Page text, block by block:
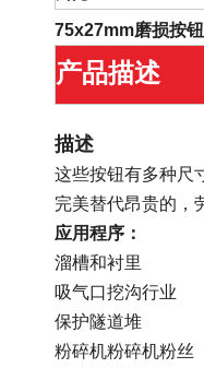
75x27mm磨损按钮
产品描述
描述
这些按钮有多种尺
完美替代昂贵的，
应用程序：
溜槽和衬里
吸气口挖沟行业
保护隧道堆
粉碎机粉碎机粉丝